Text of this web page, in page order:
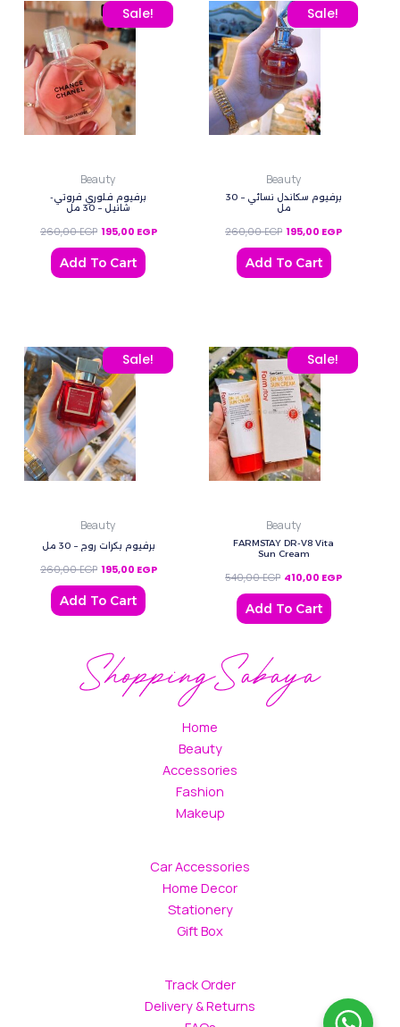
Sale!
Beauty
برفيوم فلوري فروتي-
شانيل – 30 مل
260,00EGP
Original price was: 260,00 EGP.
195,00 EGP
Current price is: 195,00 EGP.
Add To Cart
Sale!
Beauty
برفيوم سكاندل نسائي – 30
مل
260,00EGP
Original price was:
195,00 EGP
Current
Add To Cart
Sale!
Beauty
برفيوم بكرات روج – 30 مل
260,00EGP
Original price was: 260,00 EGP.
195,00 EGP
Current price is: 195,00 EGP.
Add To Cart
Sale!
Beauty
FARMSTAY DR-V8 Vita
Sun Cream
540,00EGP
Original price was:
410,00 EGP
Current
Add To Cart
Home
Beauty
Accessories
Fashion
Makeup
Car Accessories
Home Decor
Stationery
Gift Box
Track Order
Delivery & Returns